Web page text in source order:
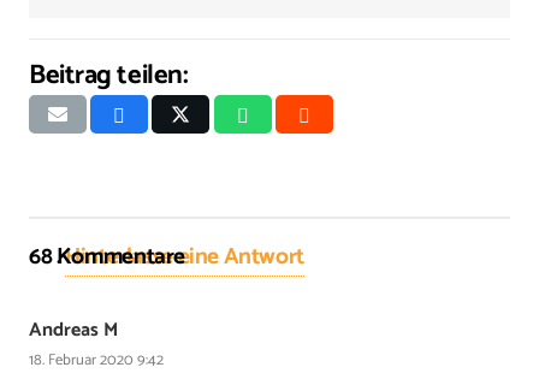
Beitrag teilen:
68Kommentare
.Hinterlasse eine Antwort
Andreas M
18. Februar 2020 9:42